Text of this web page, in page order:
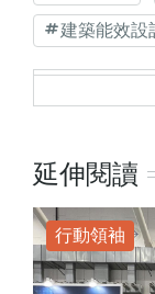
建築能效設
延伸閱讀
行動領袖